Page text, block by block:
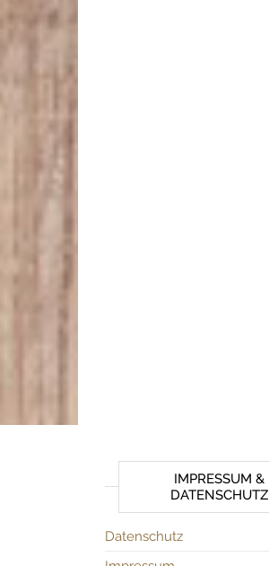
IMPRESSUM &
DATENSCHUTZ
Datenschutz